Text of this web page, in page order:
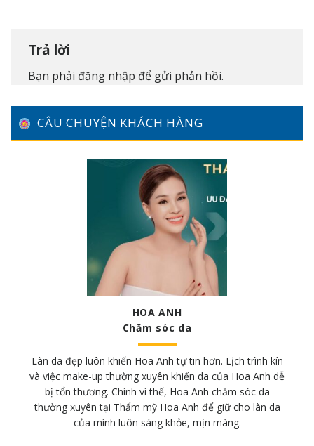
Trả lời
Bạn phải đăng nhập để gửi phản hồi.
CÂU CHUYỆN KHÁCH HÀNG
HOA ANH
Chăm sóc da
Làn da đẹp luôn khiến Hoa Anh tự tin hơn. Lịch trình kín
và việc make-up thường xuyên khiến da của Hoa Anh dễ
bị tổn thương. Chính vì thế, Hoa Anh chăm sóc da
thường xuyên tại Thẩm mỹ Hoa Anh để giữ cho làn da
của mình luôn sáng khỏe, mịn màng.